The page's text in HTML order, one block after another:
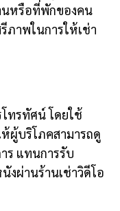
นหรือที่พักของคน
ภาพในการให้เช่า
ทรทัศน์ โดยใช้
ผู้บริโภคสามารถดู
ร แทนการรับ
ผ่านร้านเช่าวิดีโอ